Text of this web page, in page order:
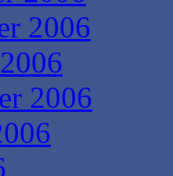
2006
2006